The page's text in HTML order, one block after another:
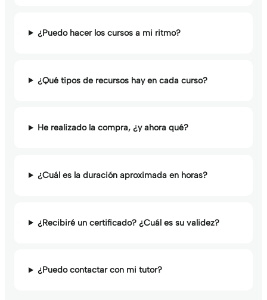
¿Puedo hacer los cursos a mi ritmo?
¿Qué tipos de recursos hay en cada curso?
He realizado la compra, ¿y ahora qué?
¿Cuál es la duración aproximada en horas?
¿Recibiré un certificado? ¿Cuál es su validez?
¿Puedo contactar con mi tutor?